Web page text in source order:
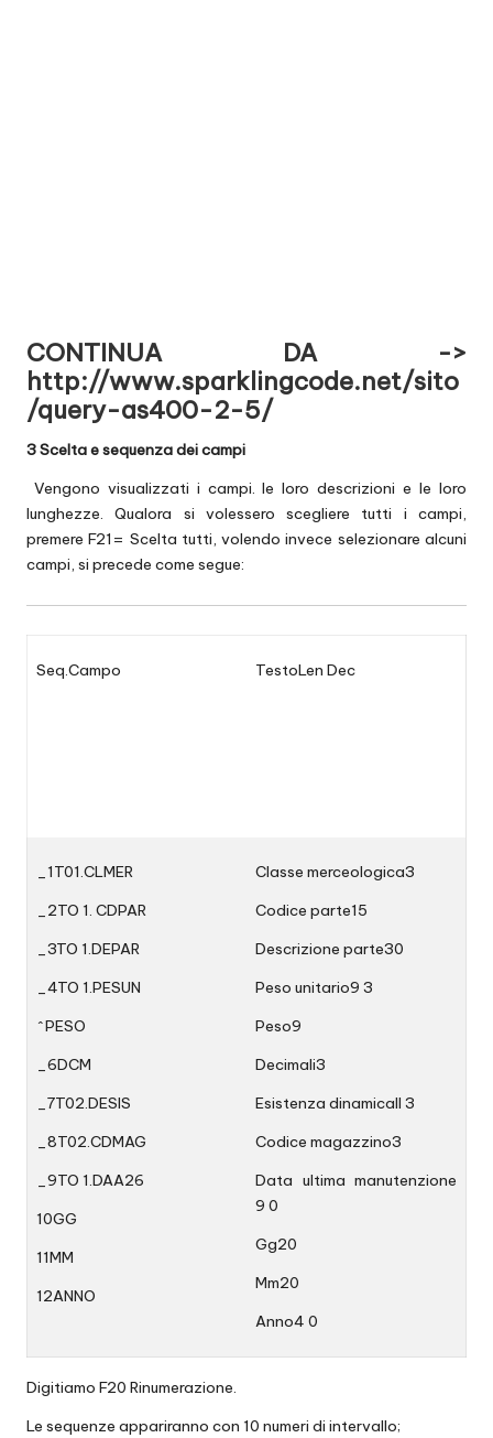
CONTINUA DA ->
http://www.sparklingcode.net/sito
/query-as400-2-5/
3 Scelta e sequenza dei campi
Vengono visualizzati i campi. Ie loro descrizioni e Ie loro
lunghezze. Qualora si volessero scegliere tutti i campi,
premere F21= Scelta tutti, volendo invece selezionare alcuni
campi, si precede come segue:
Seq.Campo TestoLen Dec
_1T01.CLMER
_2TO 1. CDPAR
_3TO 1.DEPAR
_4TO 1.PESUN
^PESO
_6DCM
_7T02.DESIS
_8T02.CDMAG
_9TO 1.DAA26
10GG
11MM
12ANNO
Classe merceologica3
Codice parte15
Descrizione parte30
Peso unitario9 3
Peso9
Decimali3
Esistenza dinamicaII 3
Codice magazzino3
Data ultima manutenzione
9 0
Gg20
Mm20
Anno4 0
Digitiamo F20 Rinumerazione.
Le sequenze appariranno con 10 numeri di intervallo;